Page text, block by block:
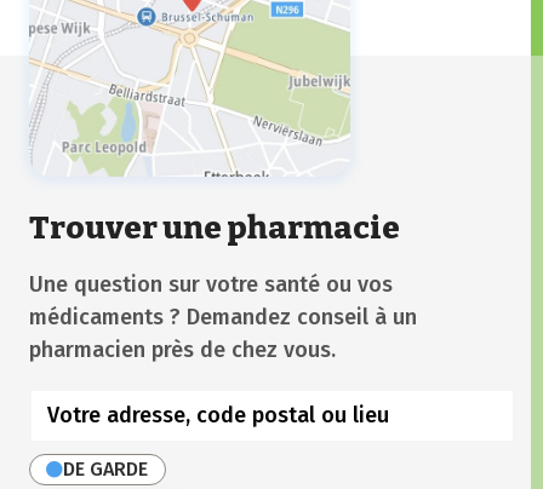
Trouver une pharmacie
Une question sur votre santé ou vos
médicaments ? Demandez conseil à un
pharmacien près de chez vous.
DE GARDE